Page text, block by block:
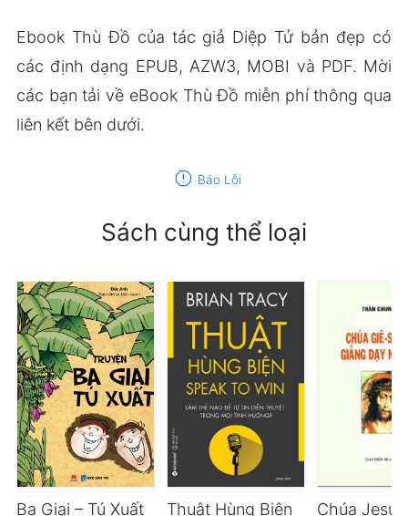
Ebook Thù Đồ của tác giả Diệp Tử bản đẹp có
các định dạng EPUB, AZW3, MOBI và PDF. Mời
các bạn tải về eBook Thù Đồ miễn phí thông qua
liên kết bên dưới.
report Báo Lỗi
Sách cùng thể loại
Ba Giai – Tú Xuất Thuật Hùng Biện